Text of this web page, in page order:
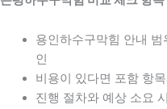
용인하수구막힘 안내
인
비용이 있다면 포함 항
진행 절차와 예상 소요